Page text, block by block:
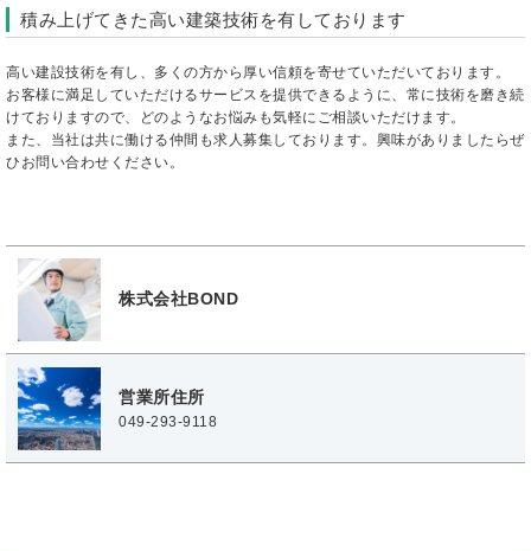
積み上げてきた高い建築技術を有しております
高い建設技術を有し、多くの方から厚い信頼を寄せていただいております。
お客様に満足していただけるサービスを提供できるように、常に技術を磨き続
けておりますので、どのようなお悩みも気軽にご相談いただけます。
また、当社は共に働ける仲間も求人募集しております。興味がありましたらぜ
ひお問い合わせください。
株式会社BOND
営業所住所
049-293-9118